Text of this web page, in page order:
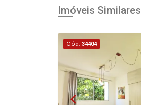
Imóveis Similares
Cód. 34404